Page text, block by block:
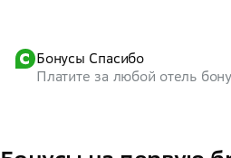
Бонусы Спасибо
Платите за любой отель